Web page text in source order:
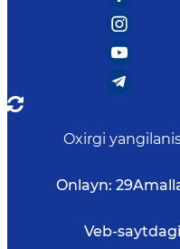
Oxirgi
Onlayn: 29
Veb-